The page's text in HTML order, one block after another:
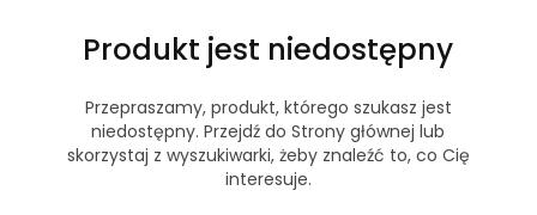
Produkt jest niedostępny
Przepraszamy, produkt, którego szukasz jest
niedostępny. Przejdź do Strony głównej lub
skorzystaj z wyszukiwarki, żeby znaleźć to, co Cię
interesuje.